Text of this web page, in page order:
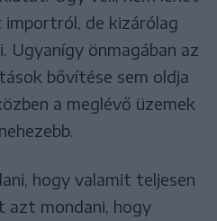
importról, de kizárólag
Ugyanígy önmagában az
bővítése sem oldja
a meglévő üzemek
hogy valamit teljesen
azt mondani, hogy